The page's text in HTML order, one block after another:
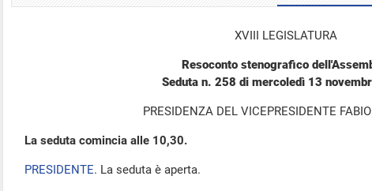
XVIII LEGISLATURA
Resoconto stenografico
Seduta n. 258 di mercoledì 13
PRESIDENZA DEL VICEPRESIDENTE
La seduta comincia alle 10,30.
PRESIDENTE. La seduta è aperta.